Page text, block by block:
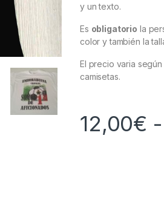
y un texto.
Es obligatorio la
color y también la
El precio varia
camisetas.
12,00€ -